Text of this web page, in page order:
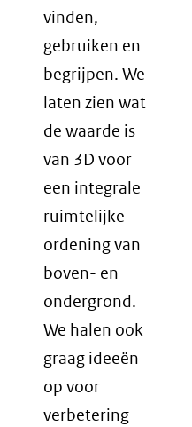
vinden,
gebruiken en
begrijpen. We
laten zien wat
de waarde is
van 3D voor
een integrale
ruimtelijke
ordening van
boven- en
ondergrond.
We halen ook
graag ideeën
op voor
verbetering